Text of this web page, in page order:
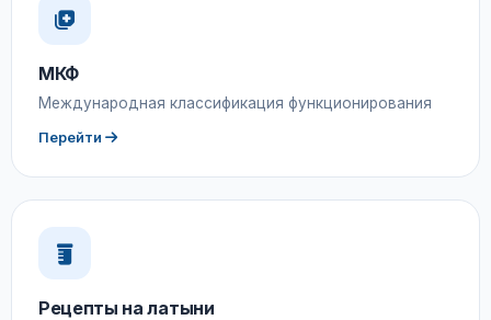
МКФ
Международная классификация функционирования
Перейти
Рецепты на латыни